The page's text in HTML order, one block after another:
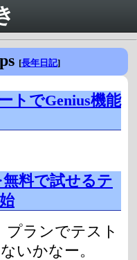
[長年日記]
トでGenius機能
料で試せるテ
プランでテスト
いかなー。